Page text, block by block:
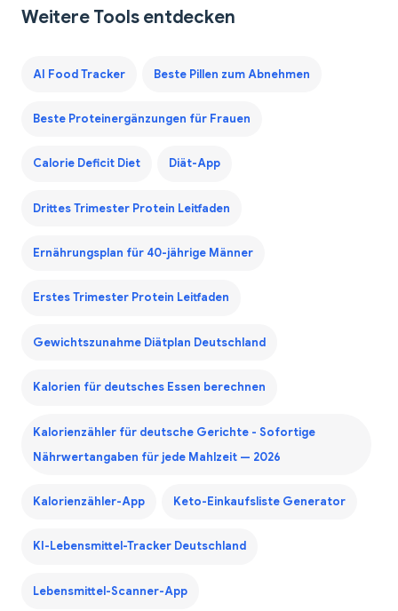
Weitere Tools entdecken
AI Food Tracker Beste Pillen zum Abnehmen
Beste Proteinergänzungen für Frauen
Calorie Deficit Diet Diät-App
Drittes Trimester Protein Leitfaden
Ernährungsplan für 40-jährige Männer
Erstes Trimester Protein Leitfaden
Gewichtszunahme Diätplan Deutschland
Kalorien für deutsches Essen berechnen
Kalorienzähler für deutsche Gerichte - Sofortige
Nährwertangaben für jede Mahlzeit — 2026
Kalorienzähler-App Keto-Einkaufsliste Generator
KI-Lebensmittel-Tracker Deutschland
Lebensmittel-Scanner-App